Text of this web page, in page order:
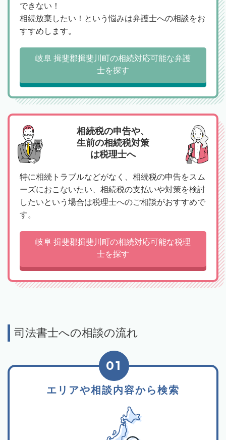
できない！
相続放棄したい！という悩みは弁護士への相談をお
すすめします。
岐阜 揖斐郡揖斐川町の相続対応可能な弁護
士を探す
相続税の申告や、
生前の相続税対策
は税理士へ
特に相続トラブルなどがなく、相続税の申告をスム
ーズにおこないたい、相続税の支払いや対策を検討
したいという場合は税理士へのご相談がおすすめで
す。
岐阜 揖斐郡揖斐川町の相続対応可能な税理
士を探す
司法書士への相談の流れ
エリアや相談内容から検索
01